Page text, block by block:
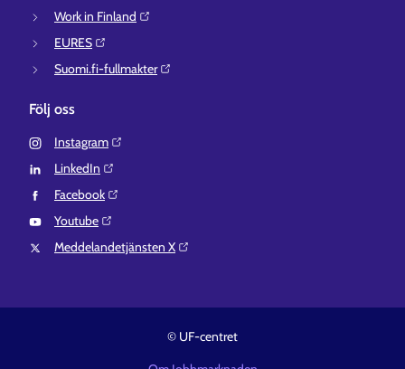
Work in Finland⁠
EURES⁠
Suomi.fi-fullmakter⁠
Följ oss
Instagram⁠
LinkedIn⁠
Facebook⁠
Youtube⁠
Meddelandetjänsten X⁠
© UF-centret